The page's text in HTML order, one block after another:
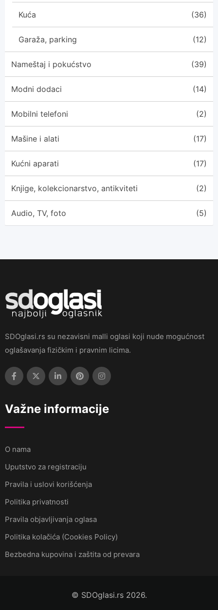
Kuća (36)
Garaža, parking (12)
Nameštaj i pokućstvo (39)
Modni dodaci (14)
Mobilni telefoni (2)
Mašine i alati (17)
Kućni aparati (17)
Knjige, kolekcionarstvo, antikviteti (2)
Audio, TV, foto (5)
SDOglasi.rs su nezavisni malli oglasi koji nude mogućnost
oglašavanja fizičkim i pravnim licima.
Važne informacije
O nama
Uputstvo za registraciju
Pravila i uslovi korišćenja
Politika privatnosti
Pravila objavljivanja oglasa
Politika kolačića (Cookies Policy)
Bezbedna kupovina i zaštita od prevara
© SDOglasi.rs 2026.